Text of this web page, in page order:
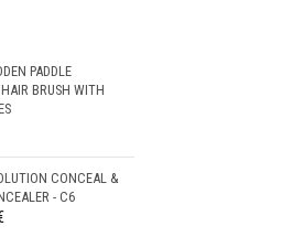
PADDLE
BRUSH WITH
CONCEAL &
- C6